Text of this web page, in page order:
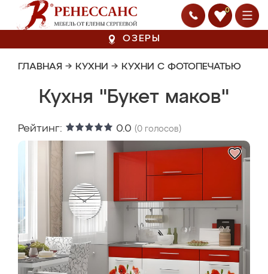
0
ОЗЕРЫ
ГЛАВНАЯ → КУХНИ → КУХНИ С ФОТОПЕЧАТЬЮ
Кухня "Букет маков"
Рейтинг: 0.0 (0 голосов)